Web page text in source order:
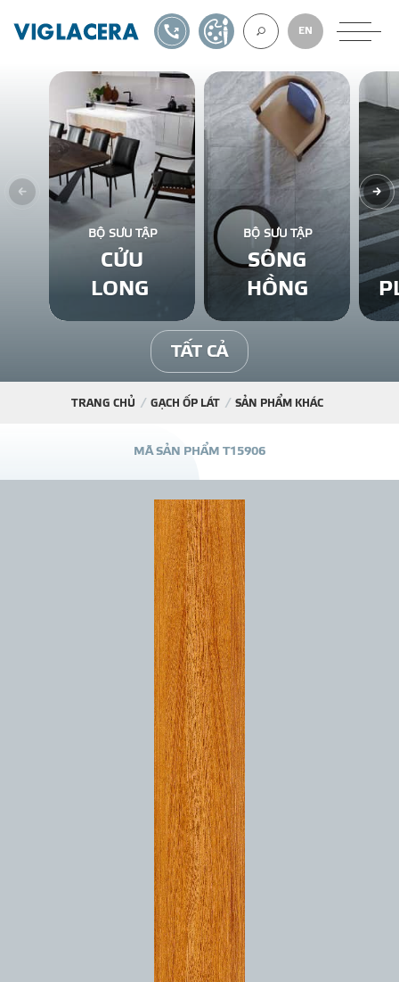
VỀ CHÚNG
GẠCH ỐP LÁT
BÊ TÔNG KHÍ
NGÓI LỢP
KÊNH PHÂN
EN
1900561582TỰ THIẾT KẾ
BỘ SƯU TẬP
CỬU
LONG
BỘ SƯU TẬP
SÔNG
HỒNG
TẤT CẢ
TRANG CHỦ GẠCH ỐP LÁT SẢN PHẨM KHÁC
MÃSẢN PHẨM T15906